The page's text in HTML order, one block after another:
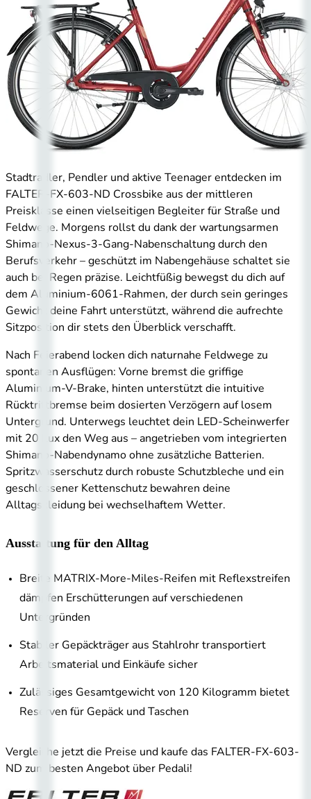
Stadtradler, Pendler und aktive Teenager entdecken im
FALTER-FX-603-ND Crossbike aus der mittleren
Preisklasse einen vielseitigen Begleiter für Straße und
Feldwege. Morgens rollst du dank der wartungsarmen
Shimano-Nexus-3-Gang-Nabenschaltung durch den
Berufsverkehr – geschützt im Nabengehäuse schaltet sie
auch bei Regen präzise. Leichtfüßig bewegst du dich auf
dem Aluminium-6061-Rahmen, der durch sein geringes
Gewicht deine Fahrt unterstützt, während die aufrechte
Sitzposition dir stets den Überblick verschafft.
Nach Feierabend locken dich naturnahe Feldwege zu
spontanen Ausflügen: Vorne bremst die griffige
Aluminium-V-Brake, hinten unterstützt die intuitive
Rücktrittbremse beim dosierten Verzögern auf losem
Untergrund. Unterwegs leuchtet dein LED-Scheinwerfer
mit 20 Lux den Weg aus – angetrieben vom integrierten
Shimano-Nabendynamo ohne zusätzliche Batterien.
Spritzwasserschutz durch robuste Schutzbleche und ein
geschlossener Kettenschutz bewahren deine
Alltagskleidung bei wechselhaftem Wetter.
Ausstattung für den Alltag
Breite MATRIX-More-Miles-Reifen mit Reflexstreifen
dämpfen Erschütterungen auf verschiedenen
Untergründen
Stabiler Gepäckträger aus Stahlrohr transportiert
Arbeitsmaterial und Einkäufe sicher
Zulässiges Gesamtgewicht von 120 Kilogramm bietet
Reserven für Gepäck und Taschen
Vergleiche jetzt die Preise und kaufe das FALTER-FX-603-
ND zum besten Angebot über Pedali!